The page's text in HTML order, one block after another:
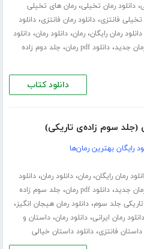
،دانلود رمان تخیلی،رمان های تخیلی
تخیلی فانتزی،دانلود رمان فانتزی،دانلود
دانلود رمان رایگان،رمان،دانلود رمان،دانلود
جدید،دانلود pdf رمان ، جلد دوم زاده
دانلود کتاب
(جلد سوم زاده‌ی تاریکی)
رایگان بهترین رمان‌ها
رمان رایگان،رمان،دانلود رمان،دانلود
جدید،دانلود pdf رمان ، جلد سوم زاده
تاریکی جلد سوم،دانلود رمان هیجان انگیز،
دانلود رمان ایرانی،دانلود رمان،داستان و
داستان فانتزی،دانلود داستان خیالی